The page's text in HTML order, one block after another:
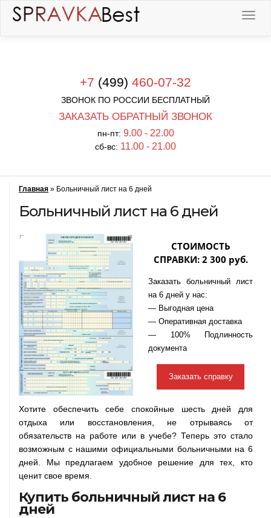
+7 (499) 460-07-32
ЗВОНОК ПО РОССИИ БЕСПЛАТНЫЙ
ЗАКАЗАТЬ ОБРАТНЫЙ ЗВОНОК
пн-пт: 9.00 - 22.00
сб-вс: 11.00 - 21.00
Главная » Больничный лист на 6 дней
Больничный лист на 6 дней
СТОИМОСТЬ
СПРАВКИ: 2 300 руб.
Заказать больничный лист
на 6 дней у нас:
— Выгодная цена
— Оперативная доставка
— 100% Подлинность
документа
Заказать справку
Хотите обеспечить себе спокойные шесть дней для
отдыха или восстановления, не отрываясь от
обязательств на работе или в учебе? Теперь это стало
возможным с нашими официальными больничными на 6
дней. Мы предлагаем удобное решение для тех, кто
ценит свое время.
Купить больничный лист на 6
дней